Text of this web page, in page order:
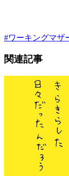
#ワーキングマザ
関連記事